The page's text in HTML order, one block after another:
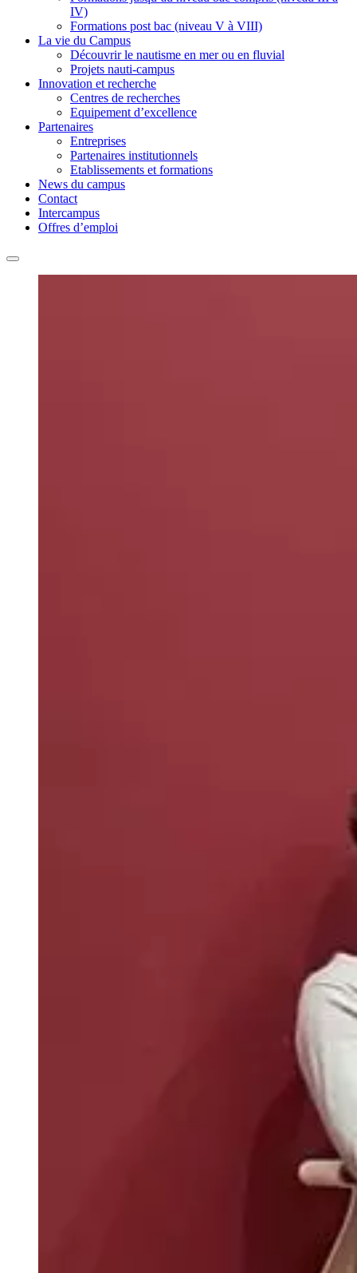
IV)
Formations post bac (niveau V à VIII)
La vie du Campus
Découvrir le nautisme en mer ou en fluvial
Projets nauti-campus
Innovation et recherche
Centres de recherches
Equipement d’excellence
Partenaires
Entreprises
Partenaires institutionnels
Etablissements et formations
News du campus
Contact
Intercampus
Offres d’emploi